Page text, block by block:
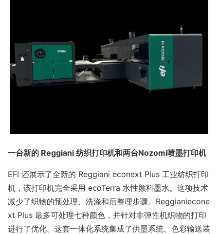
一台新的 Reggiani 纺织打印机和两台Nozomi喷墨打印机
EFI 还展示了全新的 Reggiani econext Plus 工业纺织打印
机，该打印机完全采用 ecoTerra 水性颜料墨水。这项技术
减少了织物的预处理、洗涤和后整理步骤。Reggianiecone
xt Plus 最多可处理七种颜色，并针对非弹性机织物的打印
进行了优化。这套一体化系统集成了供墨系统、色彩输送装